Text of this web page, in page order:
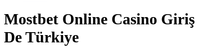
Mostbet Online Casino Giriş
De Türkiye